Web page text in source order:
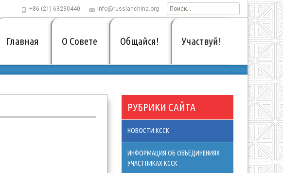
Найти:
info@russianchina.org
+86 (21) 63230440
Главная О Совете Общайся! Участвуй!
РУБРИКИ САЙТА
НОВОСТИ КССК
ИНФОРМАЦИЯ ОБ ОБЪЕДИНЕНИЯХ
УЧАСТНИКАХ КССК